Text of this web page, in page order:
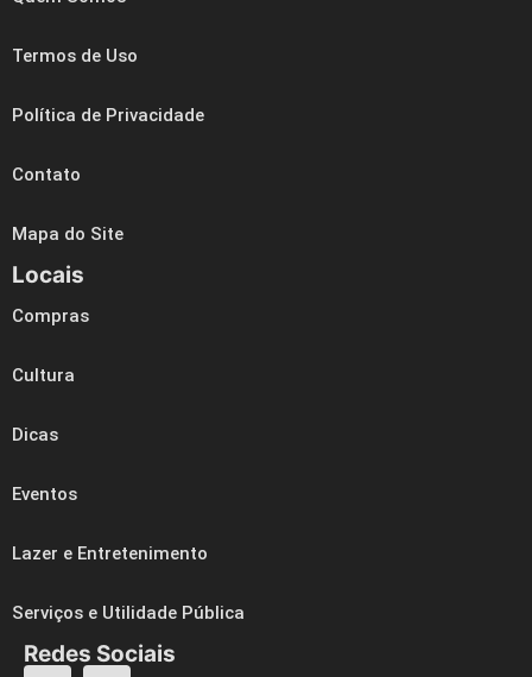
Termos de Uso
Política de Privacidade
Contato
Mapa do Site
Locais
Compras
Cultura
Dicas
Eventos
Lazer e Entretenimento
Serviços e Utilidade Pública
Redes Sociais